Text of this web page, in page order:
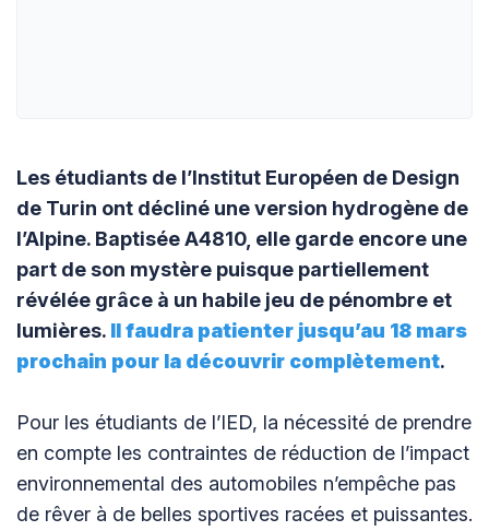
Les étudiants de l’Institut Européen de Design
de Turin ont décliné une version hydrogène de
l’Alpine. Baptisée A4810, elle garde encore une
part de son mystère puisque partiellement
révélée grâce à un habile jeu de pénombre et
lumières. Il faudra patienter jusqu’au 18 mars
prochain pour la découvrir complètement.
Pour les étudiants de l’IED, la nécessité de prendre
en compte les contraintes de réduction de l’impact
environnemental des automobiles n’empêche pas
de rêver à de belles sportives racées et puissantes.